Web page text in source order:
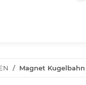
Magnet Kugelbahn